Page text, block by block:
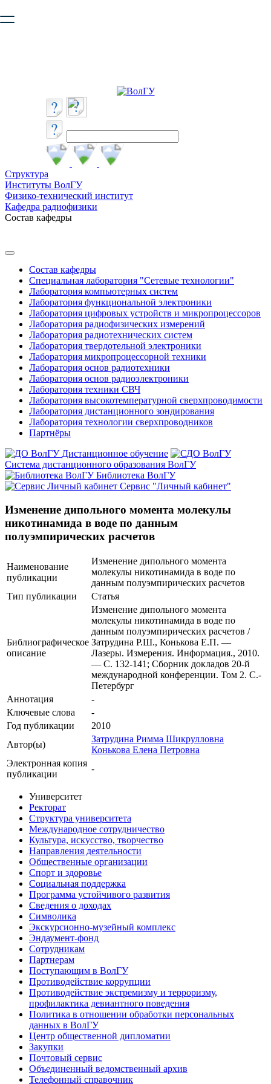
безопасную работу с сайтом. Пожалуйста
Структура
Институты ВолГУ
Физико-технический институт
Кафедра радиофизики
Состав кафедры
Состав кафедры
Специальная лаборатория "Сетевые технологии"
Лаборатория компьютерных систем
Лаборатория функциональной электроники
Лаборатория цифровых устройств и микропроцессоров
Лаборатория радиофизических измерений
Лаборатория радиотехнических систем
Лаборатория твердотельной электроники
Лаборатория микропроцессорной техники
Лаборатория основ радиотехники
Лаборатория основ радиоэлектроники
Лаборатория техники СВЧ
Лаборатория высокотемпературной сверхпроводимости
Лаборатория дистанционного зондирования
Лаборатория технологии сверхпроводников
Партнёры
Дистанционное обучение
Система дистанционного образования ВолГУ
Библиотека ВолГУ
Сервис "Личный кабинет"
Изменение дипольного момента молекулы
никотинамида в воде по данным
полуэмпирических расчетов
Наименование
публикации
Изменение дипольного момента
молекулы никотинамида в воде по
данным полуэмпирических расчетов
Тип публикации
Статья
Библиографическое
описание
Изменение дипольного момента
молекулы никотинамида в воде по
данным полуэмпирических расчетов /
Затрудина Р.Ш., Конькова Е.П. —
Лазеры. Измерения. Информация., 2010.
— С. 132-141; Сборник докладов 20-й
международной конференции. Том 2. С.-
Петербург
Аннотация
-
Ключевые cлова
-
Год публикации
2010
Автор(ы)
Затрудина Римма Шикрулловна
Конькова Елена Петровна
Электронная копия
публикации
-
Университет
Ректорат
Структура университета
Международное сотрудничество
Культура, искусство, творчество
Направления деятельности
Общественные организации
Спорт и здоровье
Социальная поддержка
Программа устойчивого развития
Сведения о доходах
Символика
Экскурсионно-музейный комплекс
Эндаумент-фонд
Сотрудникам
Партнерам
Поступающим в ВолГУ
Противодействие коррупции
Противодействие экстремизму и терроризму,
профилактика девиантного поведения
Политика в отношении обработки персональных
данных в ВолГУ
Центр общественной дипломатии
Закупки
Почтовый сервис
Объединенный ведомственный архив
Телефонный справочник